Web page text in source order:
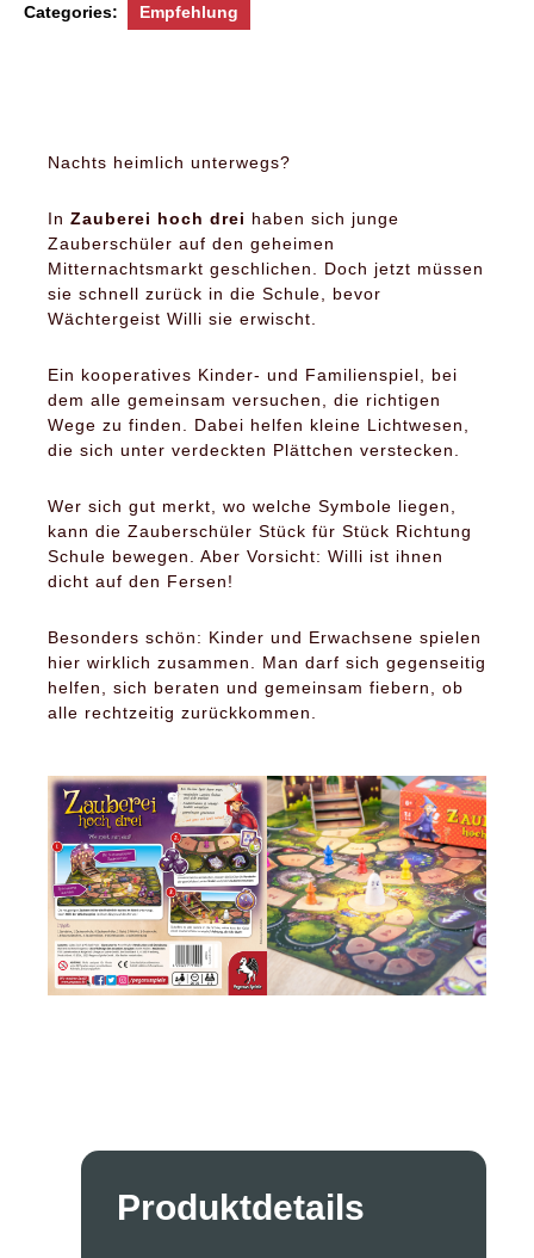
Categories: Empfehlung
Nachts heimlich unterwegs?
In Zauberei hoch drei haben sich junge
Zauberschüler auf den geheimen
Mitternachtsmarkt geschlichen. Doch jetzt müssen
sie schnell zurück in die Schule, bevor
Wächtergeist Willi sie erwischt.
Ein kooperatives Kinder- und Familienspiel, bei
dem alle gemeinsam versuchen, die richtigen
Wege zu finden. Dabei helfen kleine Lichtwesen,
die sich unter verdeckten Plättchen verstecken.
Wer sich gut merkt, wo welche Symbole liegen,
kann die Zauberschüler Stück für Stück Richtung
Schule bewegen. Aber Vorsicht: Willi ist ihnen
dicht auf den Fersen!
Besonders schön: Kinder und Erwachsene spielen
hier wirklich zusammen. Man darf sich gegenseitig
helfen, sich beraten und gemeinsam fiebern, ob
alle rechtzeitig zurückkommen.
Produktdetails